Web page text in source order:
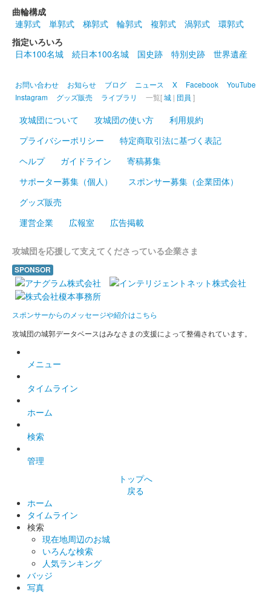
松本城 御城印 城主イラスト入り版
販売終了
2023年12月17日に開催されたお城EXPO2023の「松本城 御城印
引きのWチャンスの副賞でも貰える。石川数正、小笠原秀政、戸
田康長、松平……
松本城 御城印 ゴールド版
販売終了
100枚限定
松本城 御城印 御城博覧会記念 直書き 金文字版
販売終了
2023年12月16、17日に開催されたお城EXPO2023の「松本城 御
城印帳／登久姫プロジェクト」のブースにて17日のみ登久姫氏が
その場で直書きした御城印。
松本城 国宝五城御城印 お城EXPO2023限定版
配布終了
各日各2回（計4回）、抽選配布（各回抽選券200枚中100枚当
選）。当選者は国宝五城（松江城、姫路城、彦根城、犬山城、松
本城）から一城選択。黒地に金文字。中央にお城EXPO2023ロゴ
あり。
松本城 御城印
2023年12月16、17日に開催されたお城EXPO2023の「松本城 御
城印帳／登久姫プロジェクト」のブースにて登久姫直筆の御城
印。
松本城 御城印
配布終了
曲輪構成
連郭式
単郭式 梯郭式 輪郭式 複郭式 渦郭式
環郭式
指定いろいろ
日本100名城
続日本100名城 国史跡 特別史跡 世界遺産
お問い合わせ お知らせ ブログ ニュース X Facebook
YouTube
Instagram
グッズ販売 ライブラリ 一覧[城 | 団員 ]
攻城団について 攻城団の使い方
利用規約
プライバシーポリシー
特定商取引法に基づく表記
ヘルプ
ガイドライン
寄稿募集
サポーター募集（個人）
スポンサー募集（企業団体）
グッズ販売
運営企業
広報室 広告掲載
攻城団を応援して支えてくださっている企業さま
SPONSOR
スポンサーからのメッセージや紹介はこちら
攻城団の城郭データベースはみなさまの支援によって整備されています。
メニュー
タイムライン
ホーム
検索
管理
トップへ
戻る
ホーム
タイムライン
検索
現在地周辺のお城
いろんな検索
人気ランキング
バッジ
写真